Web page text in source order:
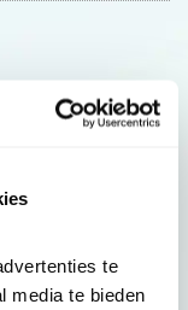
te
media te bieden
acties en tips